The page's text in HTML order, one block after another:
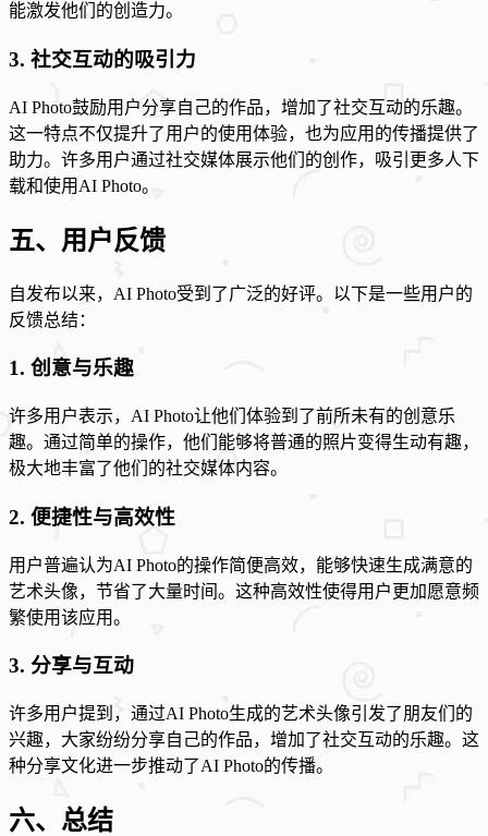
能激发他们的创造力。
3. 社交互动的吸引力
AI Photo鼓励用户分享自己的作品，增加了社交互动的乐趣。
这一特点不仅提升了用户的使用体验，也为应用的传播提供了
助力。许多用户通过社交媒体展示他们的创作，吸引更多人下
载和使用AI Photo。
五、用户反馈
自发布以来，AI Photo受到了广泛的好评。以下是一些用户的
反馈总结：
1. 创意与乐趣
许多用户表示，AI Photo让他们体验到了前所未有的创意乐
趣。通过简单的操作，他们能够将普通的照片变得生动有趣，
极大地丰富了他们的社交媒体内容。
2. 便捷性与高效性
用户普遍认为AI Photo的操作简便高效，能够快速生成满意的
艺术头像，节省了大量时间。这种高效性使得用户更加愿意频
繁使用该应用。
3. 分享与互动
许多用户提到，通过AI Photo生成的艺术头像引发了朋友们的
兴趣，大家纷纷分享自己的作品，增加了社交互动的乐趣。这
种分享文化进一步推动了AI Photo的传播。
六、总结